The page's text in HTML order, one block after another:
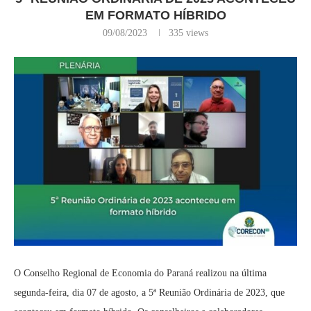
EM FORMATO HÍBRIDO
09/08/2023 335 views
O Conselho Regional de Economia do Paraná realizou na última
segunda-feira, dia 07 de agosto, a 5ª Reunião Ordinária de 2023, que